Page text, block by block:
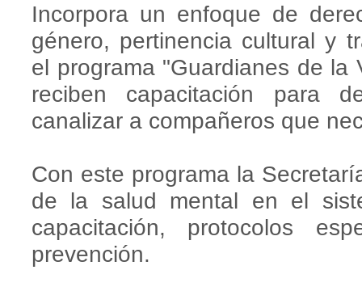
Incorpora un enfoque de
género, pertinencia cultural y
el programa "Guardianes de
reciben capacitación para
canalizar a compañeros que
Con este programa la
de la salud mental en el
capacitación, protocolos
prevención.